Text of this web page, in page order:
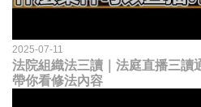
2025-07-11
法院組織法三讀｜法庭直播三讀
帶你看修法內容